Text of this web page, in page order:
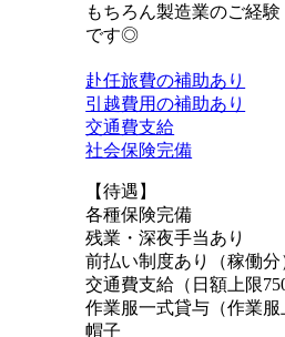
もちろん製造業のご経
です◎
赴任旅費の補助あり
引越費用の補助あり
交通費支給
社会保険完備
【待遇】
各種保険完備
残業・深夜手当あり
前払い制度あり（稼働分
交通費支給（日額上限
作業服一式貸与（作業服
帽子